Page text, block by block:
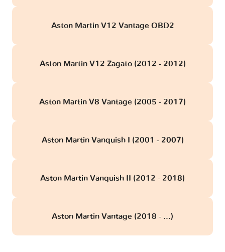
Aston Martin V12 Vantage OBD2
Aston Martin V12 Zagato (2012 - 2012)
Aston Martin V8 Vantage (2005 - 2017)
Aston Martin Vanquish I (2001 - 2007)
Aston Martin Vanquish II (2012 - 2018)
Aston Martin Vantage (2018 - ...)